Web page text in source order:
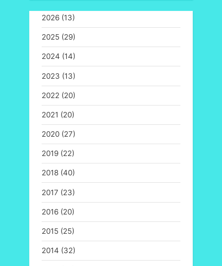
2026 (13)
2025 (29)
2024 (14)
2023 (13)
2022 (20)
2021 (20)
2020 (27)
2019 (22)
2018 (40)
2017 (23)
2016 (20)
2015 (25)
2014 (32)